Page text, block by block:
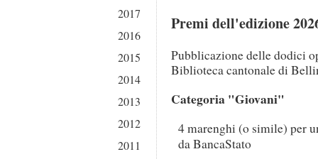
2017
2016
2015
2014
2013
2012
2011
Premi dell'edizione
Pubblicazione delle dodici
Biblioteca cantonale di
Categoria "Giovani"
4 marenghi (o simile) per
da BancaStato